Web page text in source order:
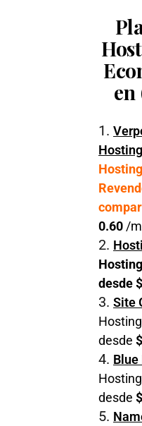
en
Hosting
0.60 /
desde
Site
desde
Blue
desde